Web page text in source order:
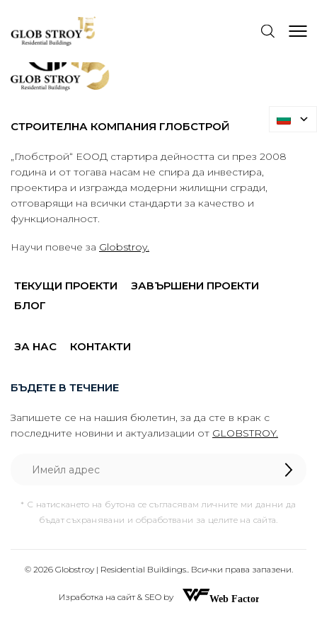
СТРОИТЕЛНА КОМПАНИЯ ГЛОБСТРОЙ
„Глобстрой“ ЕООД стартира дейността си през 2008
година и от тогава насам не спира да инвестира,
проектира и изгражда модерни жилищни сгради,
отговарящи на всички стандарти за качество и
функционалност.
Научи повече за Globstroy.
ТЕКУЩИ ПРОЕКТИ
ЗАВЪРШЕНИ ПРОЕКТИ
БЛОГ
ЗА НАС КОНТАКТИ
БЪДЕТЕ В ТЕЧЕНИЕ
Запишете се на нашия бюлетин, за да сте в крак с
последните новини и актуализации от GLOBSTROY.
* С натискането на бутона се съгласявам личните ми данни да
бъдат съхранявани и обработвани за целите на сайта.
© 2026 Globstroy | Residential Buildings.. Всички права запазени.
Изработка на сайт & SEO by